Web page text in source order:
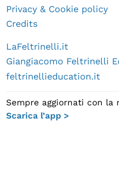
Privacy & Cookie policy
Credits
LaFeltrinelli.it
Giangiacomo Feltrinelli
feltrinellieducation.it
Sempre aggiornati con la
Scarica l’app >